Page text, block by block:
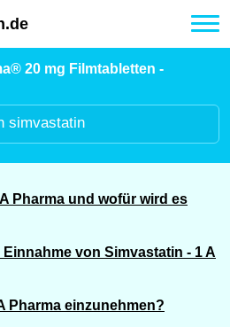
20 mg Filmtabletten -
simvastatin
Pharma und wofür wird es
von Simvastatin - 1 A
Pharma einzunehmen?